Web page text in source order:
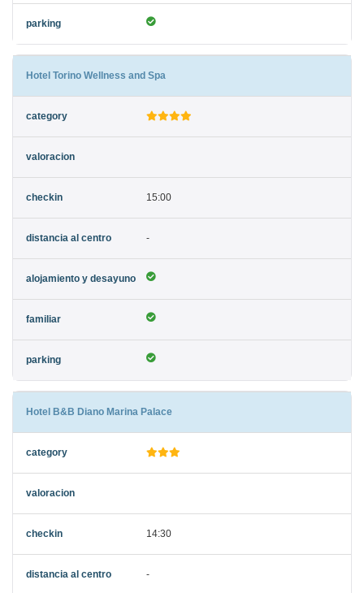
Hotel Torino Wellness and Spa
15:00
-
Hotel B&B Diano Marina Palace
14:30
-